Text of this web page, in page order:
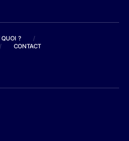
QUOI ?
/
/ CONTACT